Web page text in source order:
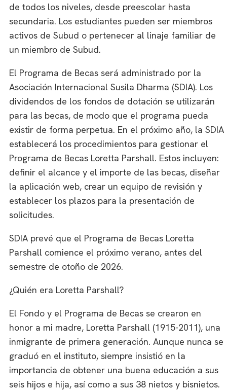
de todos los niveles, desde preescolar hasta
secundaria. Los estudiantes pueden ser miembros
activos de Subud o pertenecer al linaje familiar de
un miembro de Subud.
El Programa de Becas será administrado por la
Asociación Internacional Susila Dharma (SDIA). Los
dividendos de los fondos de dotación se utilizarán
para las becas, de modo que el programa pueda
existir de forma perpetua. En el próximo año, la SDIA
establecerá los procedimientos para gestionar el
Programa de Becas Loretta Parshall. Estos incluyen:
definir el alcance y el importe de las becas, diseñar
la aplicación web, crear un equipo de revisión y
establecer los plazos para la presentación de
solicitudes.
SDIA prevé que el Programa de Becas Loretta
Parshall comience el próximo verano, antes del
semestre de otoño de 2026.
¿Quién era Loretta Parshall?
El Fondo y el Programa de Becas se crearon en
honor a mi madre, Loretta Parshall (1915-2011), una
inmigrante de primera generación. Aunque nunca se
graduó en el instituto, siempre insistió en la
importancia de obtener una buena educación a sus
seis hijos e hija, así como a sus 38 nietos y bisnietos.